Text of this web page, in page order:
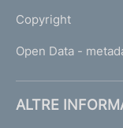
Copyright
Open Data -
ALTRE